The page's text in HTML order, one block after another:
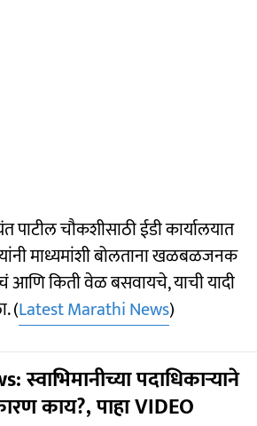
पाटील चौकशीसाठी ईडी कार्यालयात
माध्यमांशी बोलताना खळबळजनक
आणि किती वेळ बसवायचे, याची यादी
(Latest Marathi News)
पदाधिकाऱ्याने
काय?, पाहा VIDEO